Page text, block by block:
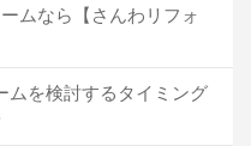
ムなら【さんわリフォ
ムを検討するタイミング